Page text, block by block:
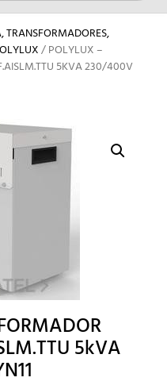
/ POLYLUX –
5KVA 230/400V
5kVA